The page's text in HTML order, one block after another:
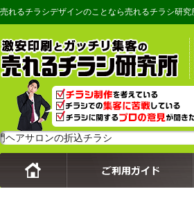
売れるチラシデザインのことなら売れるチラシ研究
ンの折込チラシ